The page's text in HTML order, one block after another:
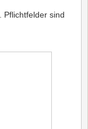
Pflichtfelder sind